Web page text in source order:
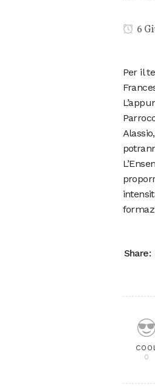
6
Per il
Share:
0